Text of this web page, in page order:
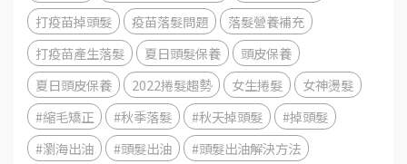
打疫苗掉頭髮
疫苗落髮問題
落髮營養補充
打疫苗產生落髮
夏日頭髮保養
頭皮保養
夏日頭皮保養
2022捲髮趨勢 女生捲髮
女神燙髮
#縮毛矯正
#秋季落髮 #秋天掉頭髮
#掉頭髮
#瀏海出油
#頭髮出油
#頭髮出油解決方法